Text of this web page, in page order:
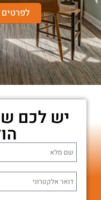
לפרטים
יש לכם